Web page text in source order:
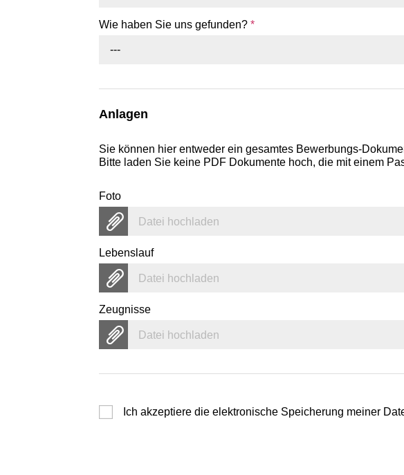
Wie haben Sie uns gefunden? *
---
Anlagen
Sie können hier entweder ein gesamtes Bewerbungs-
Bitte laden Sie keine PDF Dokumente hoch, die mit einem
Foto
Datei hochladen
Lebenslauf
Datei hochladen
Zeugnisse
Datei hochladen
Ich akzeptiere die elektronische Speicherung meiner